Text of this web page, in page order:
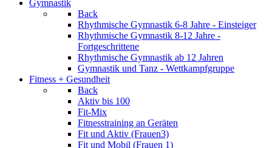
Gymnastik
Back
Rhythmische Gymnastik 6-8 Jahre - Einsteiger
Rhythmische Gymnastik 8-12 Jahre -
Fortgeschrittene
Rhythmische Gymnastik ab 12 Jahren
Gymnastik und Tanz - Wettkampfgruppe
Fitness + Gesundheit
Back
Aktiv bis 100
Fit-Mix
Fitnesstraining an Geräten
Fit und Aktiv (Frauen3)
Fit und Mobil (Frauen 1)